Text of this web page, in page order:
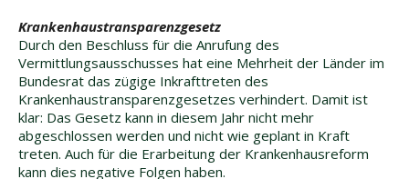
Krankenhaustransparenzgesetz
Durch den Beschluss für die Anrufung des
Vermittlungsausschusses hat eine Mehrheit der Länder im
Bundesrat das zügige Inkrafttreten des
Krankenhaustransparenzgesetzes verhindert. Damit ist
klar: Das Gesetz kann in diesem Jahr nicht mehr
abgeschlossen werden und nicht wie geplant in Kraft
treten. Auch für die Erarbeitung der Krankenhausreform
kann dies negative Folgen haben.